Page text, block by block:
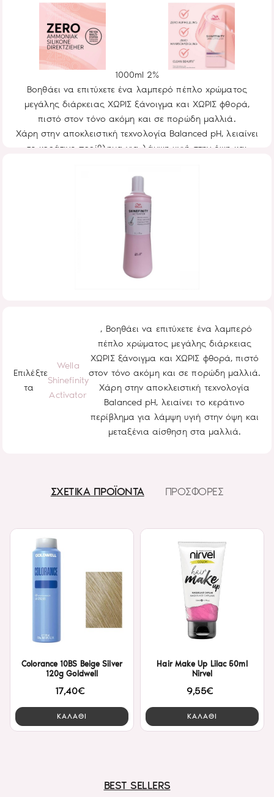
Wella Shinefinity Activator - Brush & Bowl Application
1000ml 2%
Βοηθάει να επιτύχετε ένα λαμπερό πέπλο χρώματος
μεγάλης διάρκειας ΧΩΡΙΣ ξάνοιγμα και ΧΩΡΙΣ φθορά,
πιστό στον τόνο ακόμη και σε πορώδη μαλλιά.
Χάρη στην αποκλειστική τεχνολογία Balanced pH, λειαίνει
το κεράτινο περίβλημα για λάμψη υγιή στην όψη και
Επιλέξτε
τα
Wella
Shinefinity
Activator
, Βοηθάει να επιτύχετε ένα λαμπερό
πέπλο χρώματος μεγάλης διάρκειας
ΧΩΡΙΣ ξάνοιγμα και ΧΩΡΙΣ φθορά, πιστό
στον τόνο ακόμη και σε πορώδη μαλλιά.
Χάρη στην αποκλειστική τεχνολογία
Balanced pH, λειαίνει το κεράτινο
περίβλημα για λάμψη υγιή στην όψη και
μεταξένια αίσθηση στα μαλλιά.
ΣΧΕΤΙΚΑ ΠΡΟΪΟΝΤΑ ΠΡΟΣΦΟΡΕΣ
Colorance 10BS Beige Silver
120g Goldwell
17,40€
ΚΑΛΑΘΙ
Hair Make Up Lilac 50ml
Nirvel
9,55€
ΚΑΛΑΘΙ
BEST SELLERS